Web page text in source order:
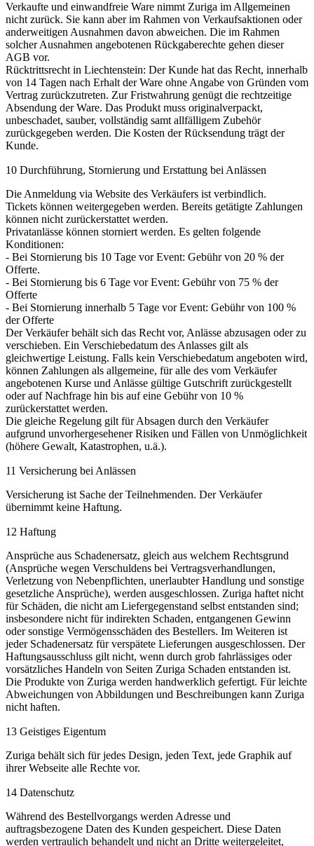
Verkaufte und einwandfreie Ware nimmt Zuriga im Allgemeinen
nicht zurück. Sie kann aber im Rahmen von Verkaufsaktionen oder
anderweitigen Ausnahmen davon abweichen. Die im Rahmen
solcher Ausnahmen angebotenen Rückgaberechte gehen dieser
AGB vor.
Rücktrittsrecht in Liechtenstein: Der Kunde hat das Recht, innerhalb
von 14 Tagen nach Erhalt der Ware ohne Angabe von Gründen vom
Vertrag zurückzutreten. Zur Fristwahrung genügt die rechtzeitige
Absendung der Ware. Das Produkt muss originalverpackt,
unbeschadet, sauber, vollständig samt allfälligem Zubehör
zurückgegeben werden. Die Kosten der Rücksendung trägt der
Kunde.
10 Durchführung, Stornierung und Erstattung bei Anlässen
Die Anmeldung via Website des Verkäufers ist verbindlich.
Tickets können weitergegeben werden. Bereits getätigte Zahlungen
können nicht zurückerstattet werden.
Privatanlässe können storniert werden. Es gelten folgende
Konditionen:
- Bei Stornierung bis 10 Tage vor Event: Gebühr von 20 % der
Offerte.
- Bei Stornierung bis 6 Tage vor Event: Gebühr von 75 % der
Offerte
- Bei Stornierung innerhalb 5 Tage vor Event: Gebühr von 100 %
der Offerte
Der Verkäufer behält sich das Recht vor, Anlässe abzusagen oder zu
verschieben. Ein Verschiebedatum des Anlasses gilt als
gleichwertige Leistung. Falls kein Verschiebedatum angeboten wird,
können Zahlungen als allgemeine, für alle des vom Verkäufer
angebotenen Kurse und Anlässe gültige Gutschrift zurückgestellt
oder auf Nachfrage hin bis auf eine Gebühr von 10 %
zurückerstattet werden.
Die gleiche Regelung gilt für Absagen durch den Verkäufer
aufgrund unvorhergesehener Risiken und Fällen von Unmöglichkeit
(höhere Gewalt, Katastrophen, u.ä.).
11 Versicherung bei Anlässen
Versicherung ist Sache der Teilnehmenden. Der Verkäufer
übernimmt keine Haftung.
12 Haftung
Ansprüche aus Schadenersatz, gleich aus welchem Rechtsgrund
(Ansprüche wegen Verschuldens bei Vertragsverhandlungen,
Verletzung von Nebenpflichten, unerlaubter Handlung und sonstige
gesetzliche Ansprüche), werden ausgeschlossen. Zuriga haftet nicht
für Schäden, die nicht am Liefergegenstand selbst entstanden sind;
insbesondere nicht für indirekten Schaden, entgangenen Gewinn
oder sonstige Vermögensschäden des Bestellers. Im Weiteren ist
jeder Schadenersatz für verspätete Lieferungen ausgeschlossen. Der
Haftungsausschluss gilt nicht, wenn durch grob fahrlässiges oder
vorsätzliches Handeln von Seiten Zuriga Schaden entstanden ist.
Die Produkte von Zuriga werden handwerklich gefertigt. Für leichte
Abweichungen von Abbildungen und Beschreibungen kann Zuriga
nicht haften.
13 Geistiges Eigentum
Zuriga behält sich für jedes Design, jeden Text, jede Graphik auf
ihrer Webseite alle Rechte vor.
14 Datenschutz
Während des Bestellvorgangs werden Adresse und
auftragsbezogene Daten des Kunden gespeichert. Diese Daten
werden vertraulich behandelt und nicht an Dritte weitergeleitet,